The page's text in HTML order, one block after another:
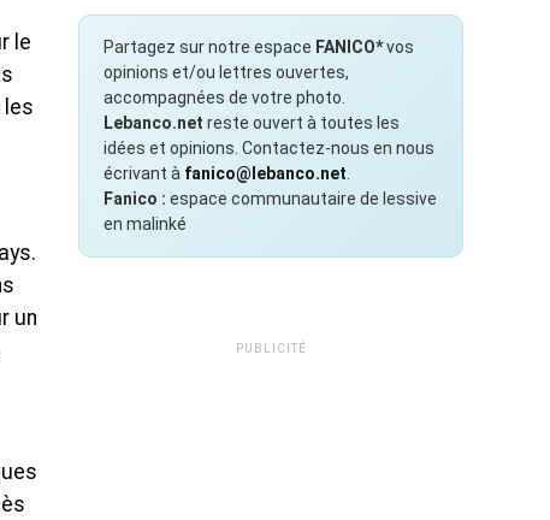
le
les
un
Partagez sur notre espace FANICO*vos
opinions et/ou lettres ouvertes,
accompagnées de votre photo.
Lebanco.net reste ouvert à toutes les
idées et opinions. Contactez-nous en nous
écrivant à fanico@lebanco.net
Fanico : espace communautaire de lessive
en malinké
PUBLICITÉ